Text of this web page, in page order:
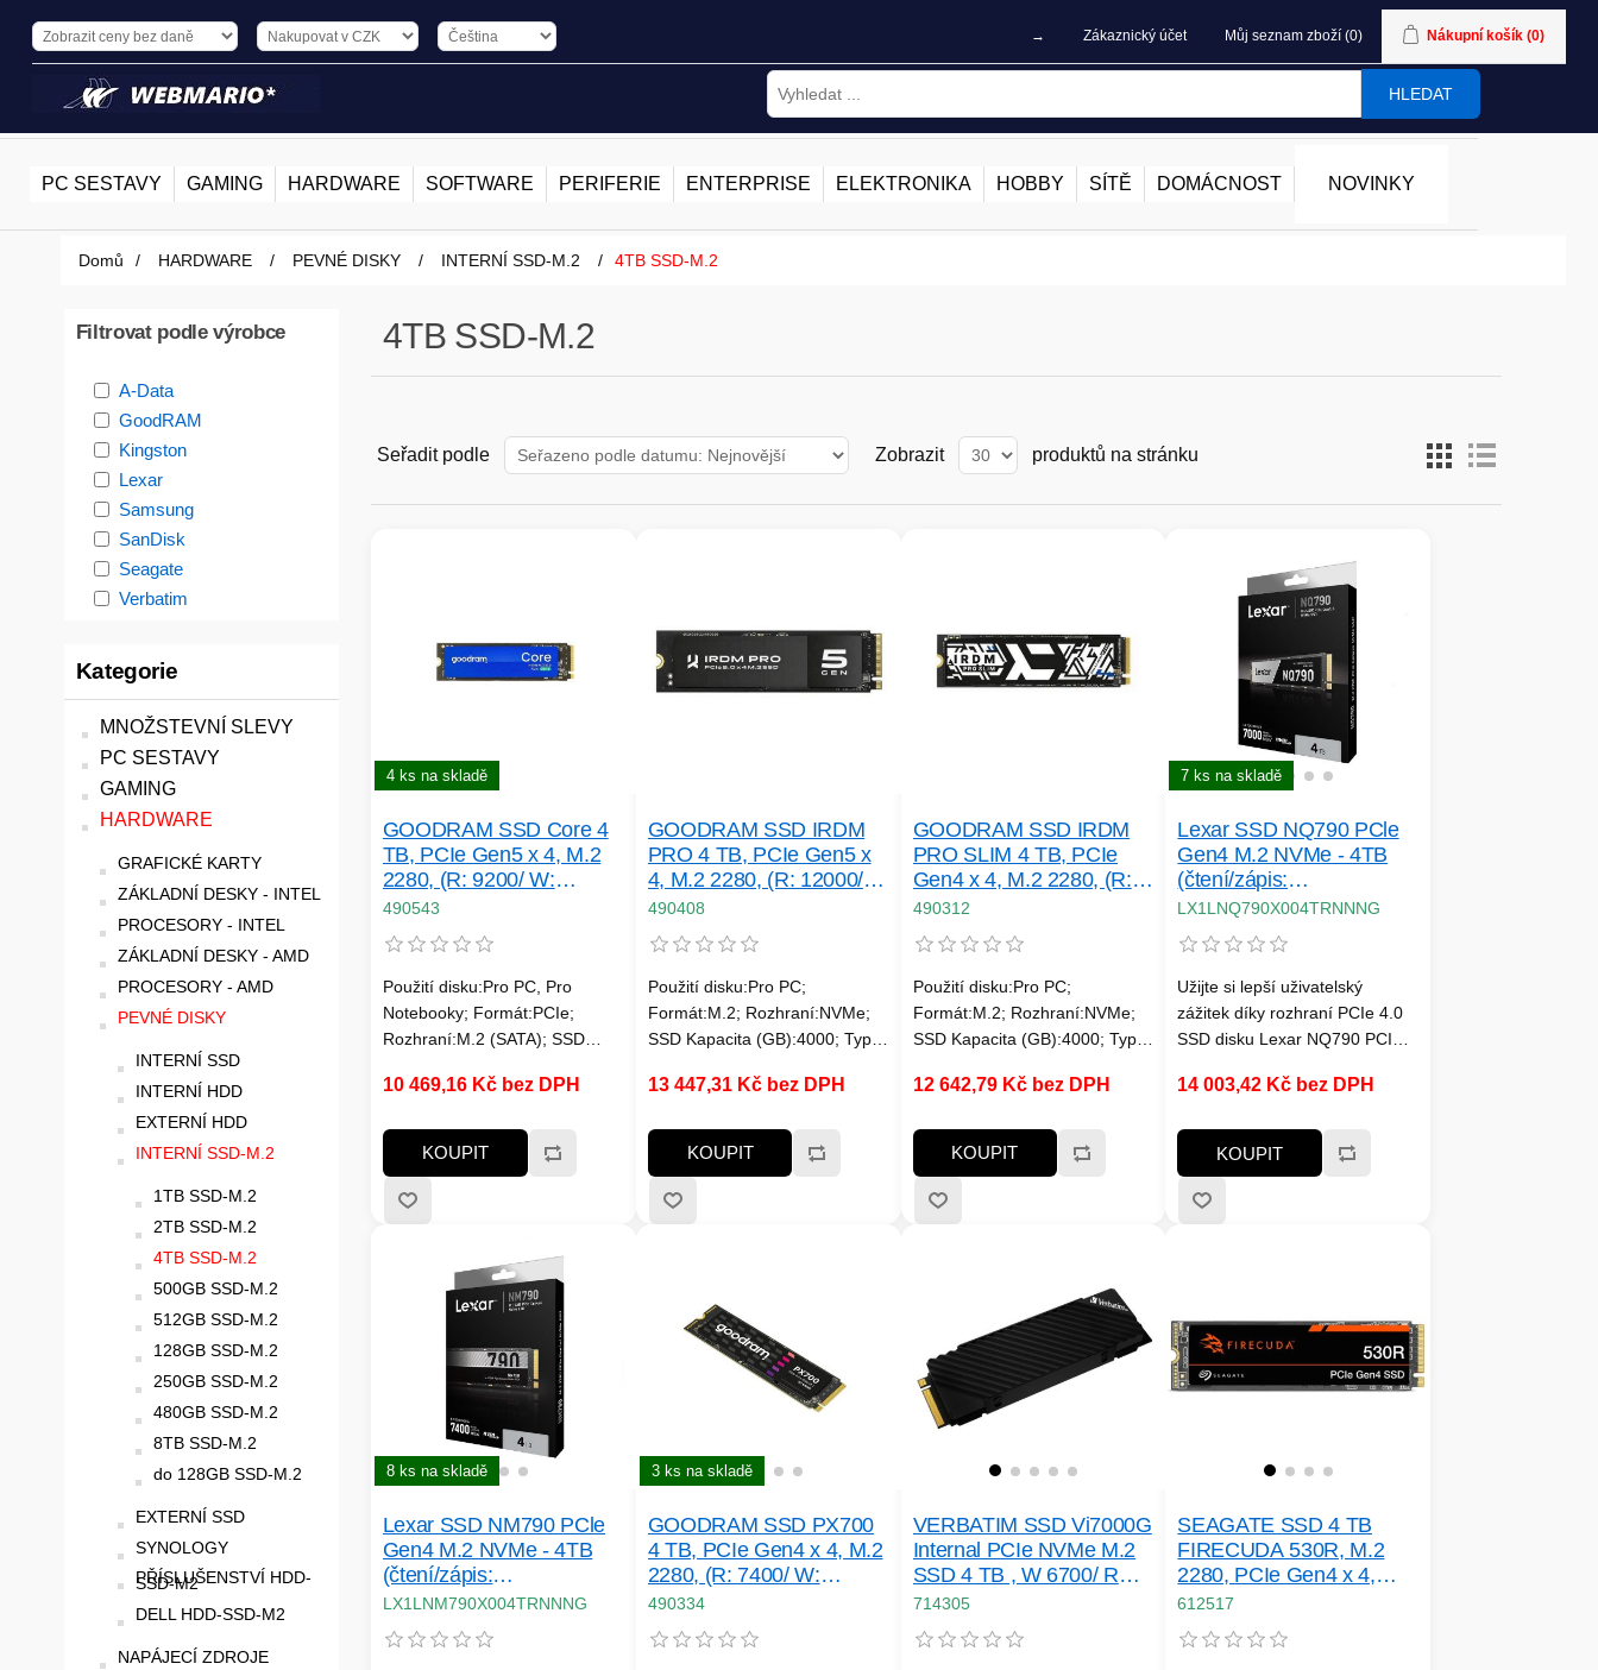
→ Zákaznický účet Můj seznam zboží (0) Nákupní košík (0)
HLEDAT
PC SESTAVY GAMING HARDWARE SOFTWARE PERIFERIE ENTERPRISE ELEKTRONIKA HOBBY SÍTĚ DOMÁCNOST NOVINKY
Domů / HARDWARE / PEVNÉ DISKY / INTERNÍ SSD-M.2 / 4TB SSD-M.2
Filtrovat podle výrobce
A-Data
GoodRAM
Kingston
Lexar
Samsung
SanDisk
Seagate
Verbatim
Kategorie
MNOŽSTEVNÍ SLEVY
PC SESTAVY
GAMING
HARDWARE
GRAFICKÉ KARTY
ZÁKLADNÍ DESKY - INTEL
PROCESORY - INTEL
ZÁKLADNÍ DESKY - AMD
PROCESORY - AMD
PEVNÉ DISKY
INTERNÍ SSD
INTERNÍ HDD
EXTERNÍ HDD
INTERNÍ SSD-M.2
1TB SSD-M.2
2TB SSD-M.2
4TB SSD-M.2
500GB SSD-M.2
512GB SSD-M.2
128GB SSD-M.2
250GB SSD-M.2
480GB SSD-M.2
8TB SSD-M.2
do 128GB SSD-M.2
EXTERNÍ SSD
SYNOLOGY
PŘÍSLUŠENSTVÍ HDD-
SSD-M2
DELL HDD-SSD-M2
NAPÁJECÍ ZDROJE
4TB SSD-M.2
Seřadit podle Zobrazit produktů na stránku
4 ks na skladě
GOODRAM SSD Core 4
TB, PCIe Gen5 x 4, M.2
2280, (R: 9200/ W:
8100MB/ s)
490543
Použití disku:Pro PC, Pro
Notebooky; Formát:PCIe;
Rozhraní:M.2 (SATA); SSD
disku:SSD; Rychlost čtení
zápisu MB/s:7000MB/s a víc;
Typ paměti SSD:3D TLC;
Životnost zápisu SSD v TB:Min.
2400 TBW
10 469,16 Kč bez DPH
KOUPIT
GOODRAM SSD IRDM
PRO 4 TB, PCIe Gen5 x
4, M.2 2280, (R: 12000/
W: 11000MB/ s)
490408
Použití disku:Pro PC;
Formát:M.2; Rozhraní:NVMe;
SSD Kapacita (GB):4000; Typ
čtení MB/s:7000MB/s a víc;
MB/s:7000MB/s a víc; Typ
paměti SSD:3D TLC; Životnost
zápisu SSD v TB:Min. 2400
TBW
13 447,31 Kč bez DPH
KOUPIT
GOODRAM SSD IRDM
PRO SLIM 4 TB, PCIe
Gen4 x 4, M.2 2280, (R:
7000/ W: 6850MB/ s),
490312
Použití disku:Pro PC;
Formát:M.2; Rozhraní:NVMe;
SSD Kapacita (GB):4000; Typ
čtení MB/s:7000MB/s a víc;
MB/s:6000MB/s a víc; Typ
paměti SSD:3D TLC; Životnost
zápisu SSD v TB:Min. 2400
TBW
12 642,79 Kč bez DPH
KOUPIT
7 ks na skladě
Lexar SSD NQ790 PCle
Gen4 M.2 NVMe - 4TB
(čtení/zápis:
7000/6000MB/s)
LX1LNQ790X004TRNNNG
Užijte si lepší uživatelský
zážitek díky rozhraní PCIe 4.0
SSD disku Lexar NQ790 PCIe
technologiím HMB a SLC
14 003,42 Kč bez DPH
KOUPIT
8 ks na skladě
Lexar SSD NM790 PCle
Gen4 M.2 NVMe - 4TB
(čtení/zápis:
7400/6500MB/s)
LX1LNM790X004TRNNNG
3 ks na skladě
GOODRAM SSD PX700
4 TB, PCIe Gen4 x 4, M.2
2280, (R: 7400/ W:
6500MB/ s)
490334
VERBATIM SSD Vi7000G
Internal PCIe NVMe M.2
SSD 4 TB , W 6700/ R
7400MB/ s
714305
SEAGATE SSD 4 TB
FIRECUDA 530R, M.2
2280, PCIe Gen4 x 4,
NVMe 1.4, R: 7400/ W:
6800MB/ s
612517